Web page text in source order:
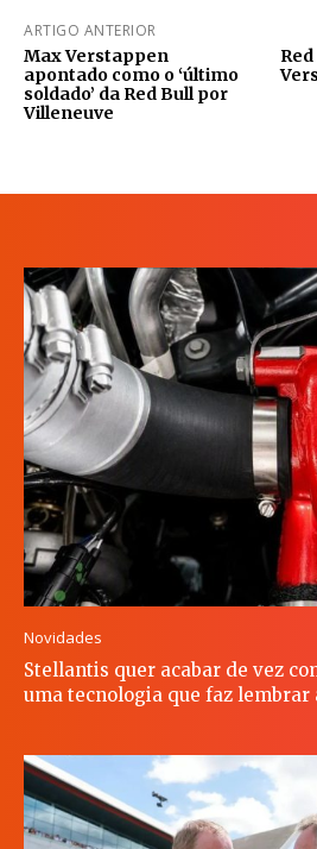
ARTIGO ANTERIOR
Max Verstappen
apontado como o ‘último
soldado’ da Red Bull por
Villeneuve
Novidades
Stellantis quer acabar de vez
uma tecnologia que faz lembrar